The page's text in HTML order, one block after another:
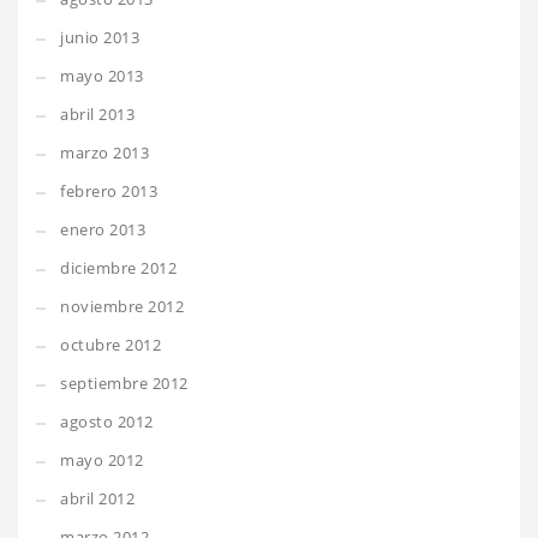
junio 2013
mayo 2013
abril 2013
marzo 2013
febrero 2013
enero 2013
diciembre 2012
noviembre 2012
octubre 2012
septiembre 2012
agosto 2012
mayo 2012
abril 2012